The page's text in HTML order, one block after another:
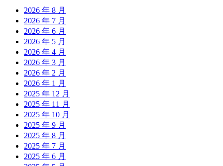
2026 年 8 月
2026 年 7 月
2026 年 6 月
2026 年 5 月
2026 年 4 月
2026 年 3 月
2026 年 2 月
2026 年 1 月
2025 年 12 月
2025 年 11 月
2025 年 10 月
2025 年 9 月
2025 年 8 月
2025 年 7 月
2025 年 6 月